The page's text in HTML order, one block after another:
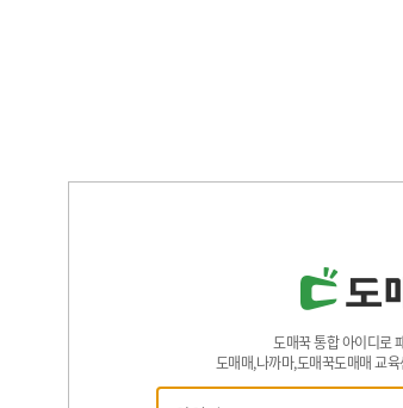
도매꾹 통합 아이디로
도매매,나까마,도매꾹도매매 교